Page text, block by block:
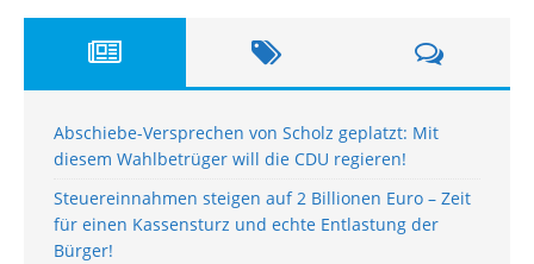
Abschiebe-Versprechen von Scholz geplatzt: Mit
diesem Wahlbetrüger will die CDU regieren!
Steuereinnahmen steigen auf 2 Billionen Euro – Zeit
für einen Kassensturz und echte Entlastung der
Bürger!